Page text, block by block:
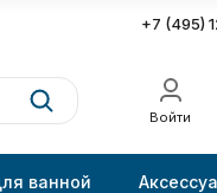
+7 (495)
Войти
ванной